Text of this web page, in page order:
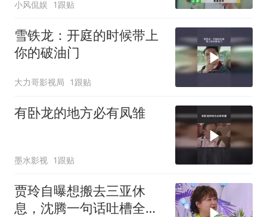
小风侃娱 1跟贴
雪铁龙：开庭的时候带上
你的破油门
大力哥影视局 1跟贴
有卧龙的地方必有凤雏
墨水影视 1跟贴
贾玲自曝想搬去三亚休
息，沈腾一句话吐槽全场